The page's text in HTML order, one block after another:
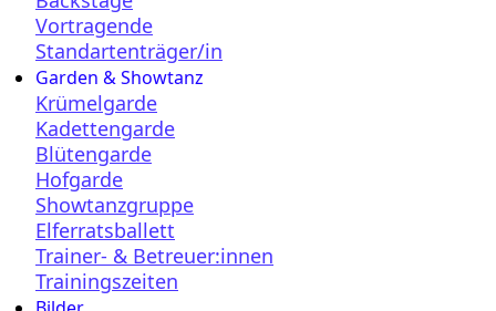
Vortragende
Standartenträger/in
Garden & Showtanz
Krümelgarde
Kadettengarde
Blütengarde
Hofgarde
Showtanzgruppe
Elferratsballett
Trainer- & Betreuer:innen
Trainingszeiten